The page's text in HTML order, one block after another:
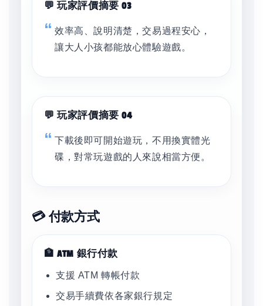
💬 玩家評價摘要 03
效率高、說明清楚，交易過程安心，
讓大人小孩都能放心體驗遊戲。
💬 玩家評價摘要 04
下載後即可開始遊玩，不用換實體光
碟，對常玩遊戲的人來說相當方便。
💳 付款方式
🏦 ATM 銀行付款
支援 ATM 轉帳付款
交易手續費依各家銀行規定